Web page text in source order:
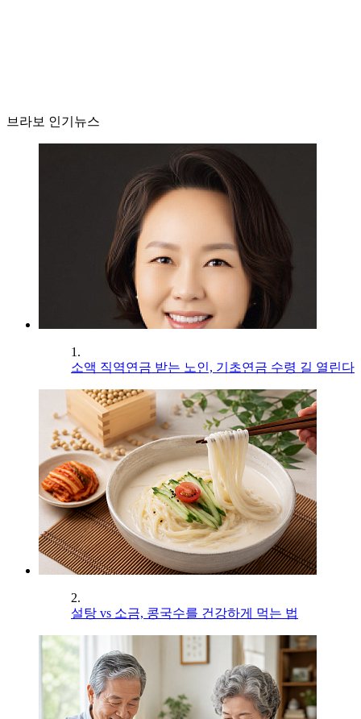
브라보 인기뉴스
1.
소액 직역연금 받는 노인, 기초연금 수령 길 열린다
2.
설탕 vs 소금, 콩국수를 건강하게 먹는 법